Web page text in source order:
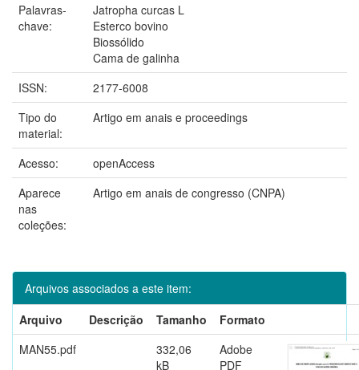
Palavras-
chave:
Jatropha curcas L
Esterco bovino
Biossólido
Cama de galinha
ISSN:
2177-6008
Tipo do
material:
Artigo em anais e proceedings
Acesso:
openAccess
Aparece
nas
coleções:
Artigo em anais de congresso (CNPA)
Arquivos associados a este item:
Arquivo
Descrição Tamanho
Formato
MAN55.pdf
332,06
kB
Adobe
PDF